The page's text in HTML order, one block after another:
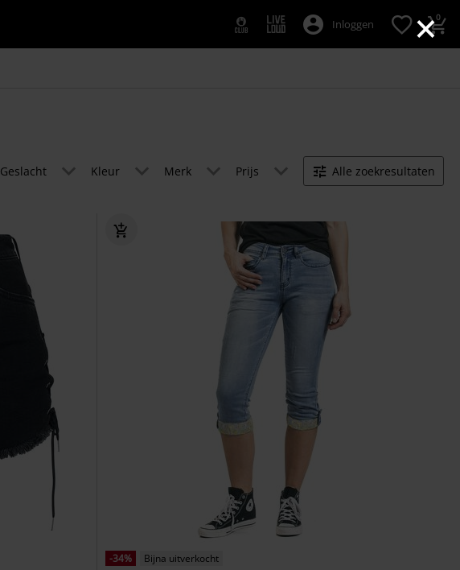
×
Inloggen 0
Geslacht Kleur Merk Prijs Alle zoekresultaten
-34%
Bijna uitverkocht